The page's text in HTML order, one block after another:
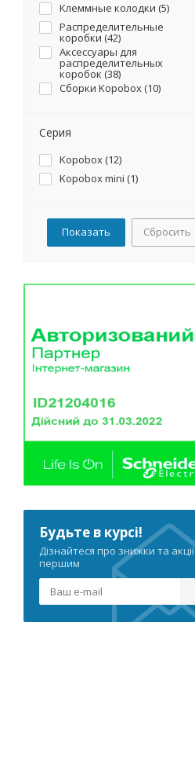
Клеммные колодки (5)
Распределительные
коробки (42)
Аксессуары для
распределительных
коробок (38)
Сборки Kopobox (10)
Серия
Kopobox (12)
Kopobox mini (1)
Сбросить
Будьте в курсі!
Дізнайтеся про знижки та акції
першим